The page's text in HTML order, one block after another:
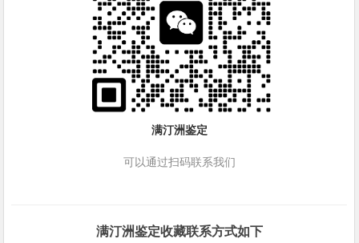
满汀洲鉴定
可以通过扫码联系我们
满汀洲鉴定收藏联系方式如下